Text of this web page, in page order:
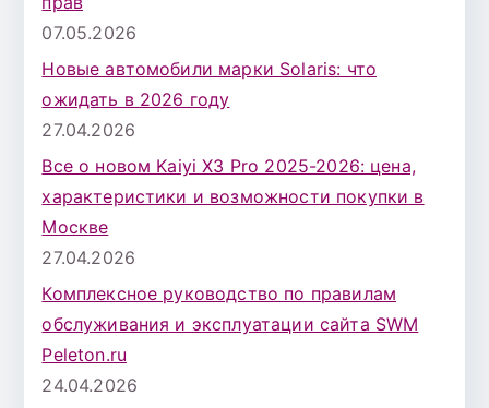
07.05.2026
Новые автомобили марки Solaris: что
ожидать в 2026 году
27.04.2026
Все о новом Kaiyi X3 Pro 2025-2026: цена,
характеристики и возможности покупки в
Москве
27.04.2026
Комплексное руководство по правилам
обслуживания и эксплуатации сайта SWM
Peleton.ru
24.04.2026